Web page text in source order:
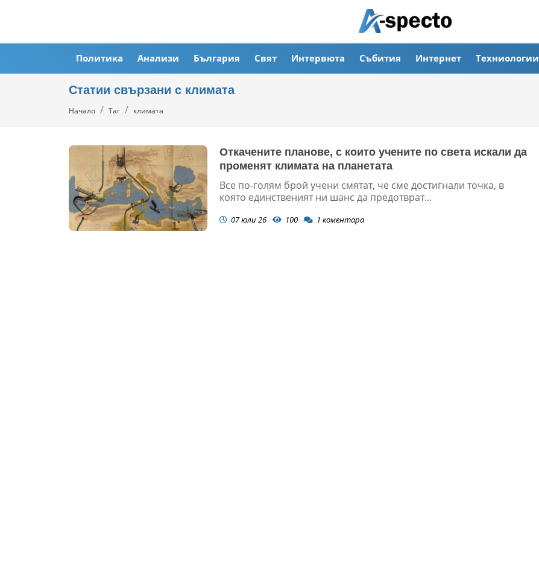
Политика Анализи България Свят Интервюта Събития Интернет Техниологии
Статии свързани с климата
Начало Таг климата
Откачените планове, с които учените по света искали да
променят климата на планетата
Все по-голям брой учени смятат, че сме достигнали точка, в
която единственият ни шанс да предотврат...
07 юли 26 100 1 коментара